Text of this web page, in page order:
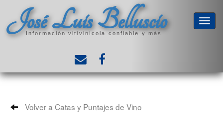
José Luis Belluscio
Información vitivinícola confiable y más
Volver a Catas y Puntajes de Vino